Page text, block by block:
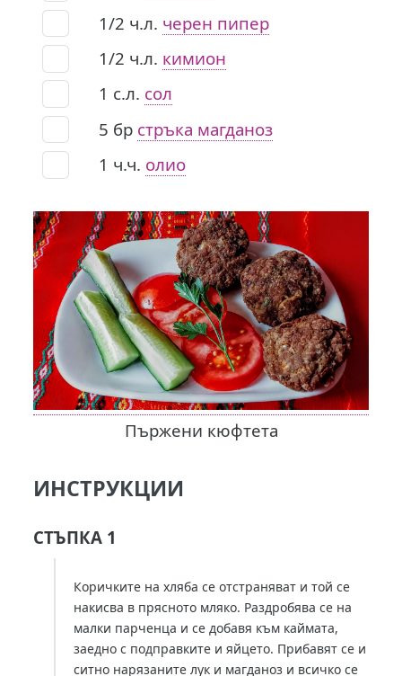
1/2 ч.л. черен пипер
1/2 ч.л. кимион
1 с.л. сол
5 бр стръка магданоз
1 ч.ч. олио
Пържени кюфтета
ИНСТРУКЦИИ
СТЪПКА 1
Коричките на хляба се отстраняват и той се
накисва в прясното мляко. Раздробява се на
малки парченца и се добавя към каймата,
заедно с подправките и яйцето. Прибавят се и
ситно нарязаните лук и магданоз и всичко се